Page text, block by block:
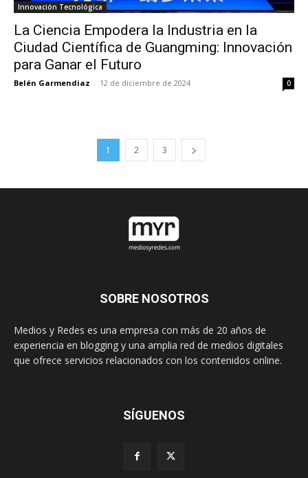
Innovación Tecnológica
La Ciencia Empodera la Industria en la
Ciudad Científica de Guangming: Innovación
para Ganar el Futuro
Belén Garmendiaz - 12 de diciembre de 2024 0
1 2 3
SOBRE NOSOTROS
Medios y Redes es una empresa con más de 20 años de
experiencia en blogging y una amplia red de medios digitales
que ofrece servicios relacionados con los contenidos online.
SÍGUENOS